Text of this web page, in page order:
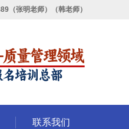
（张明老师）（韩老师）
联系我们